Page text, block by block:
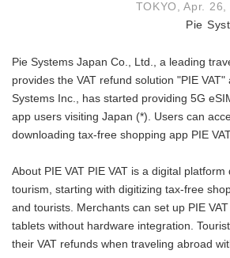
TOKYO, Apr.
Pie
Pie Systems Japan Co., Ltd., a leading
provides the VAT refund solution "PIE
Systems Inc., has started providing 5G
app users visiting Japan (*). Users can
downloading tax-free shopping app PIE
About PIE VAT PIE VAT is a digital platform
tourism, starting with digitizing tax-free
and tourists. Merchants can set up PIE
tablets without hardware integration.
their VAT refunds when traveling abroad